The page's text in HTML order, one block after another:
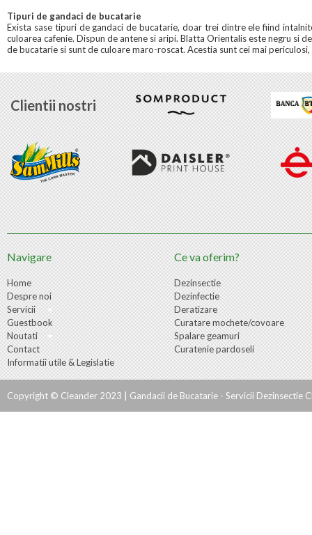
Tipuri de gandaci de bucatarie
Exista sase tipuri de gandaci de bucatarie, doar trei dintre ele fiind
culoarea cafenie. Dispun de antene si aripi. Blatta Orientalis este negru si
de bucatarie si sunt de culoare maro-roscat. Acestia sunt cei mai
Clientii nostri
Navigare
Home
Despre noi
Servicii
Guestbook
Noutati
Contact
Informatii utile & Legislatie
Ce va oferim?
Dezinsectie
Dezinfectie
Deratizare
Curatare mochete/covoare
Spalare geamuri
Curatenie pardoseli
Copyright © Cleander 2023 | Gandacii de Bucatarie - Servicii Dezinsectie